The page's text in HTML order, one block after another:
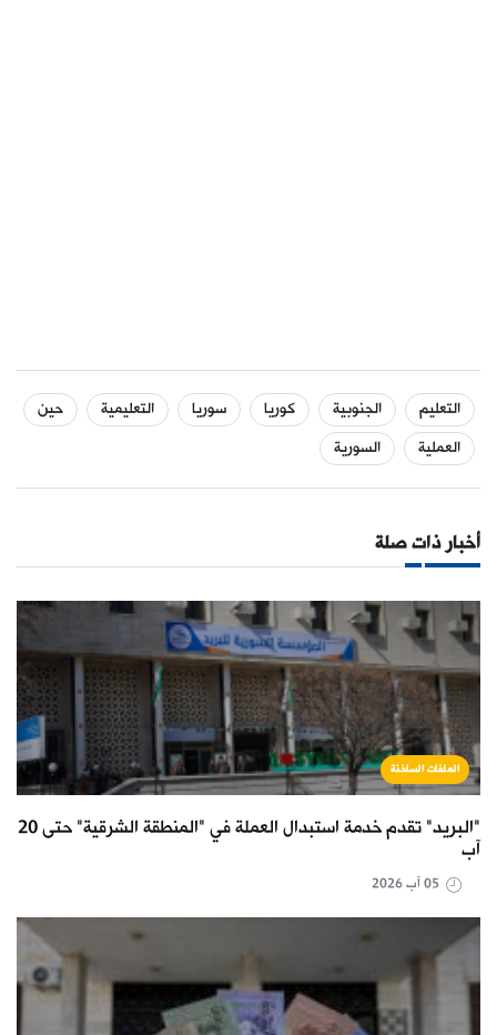
التعليم الجنوبية كوريا سوريا التعليمية
حين
العملية
السورية
أخبار ذات صلة
الملفات الساخنة
"البريد" تقدم خدمة استبدال العملة في "المنطقة الشرقية" حتى 20
آب